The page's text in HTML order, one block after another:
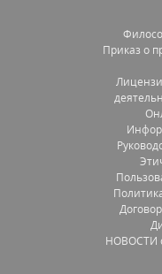
Приказ о
НОВОСТИ